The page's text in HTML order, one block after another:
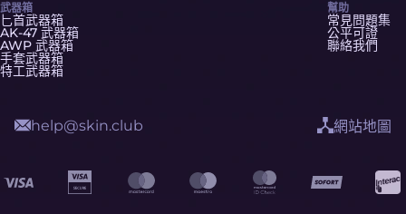
武器箱
匕首武器箱
AK-47 武器箱
AWP 武器箱
手套武器箱
特工武器箱
幫助
常見問題集
公平可證
聯絡我們
help@skin.club 網站地圖